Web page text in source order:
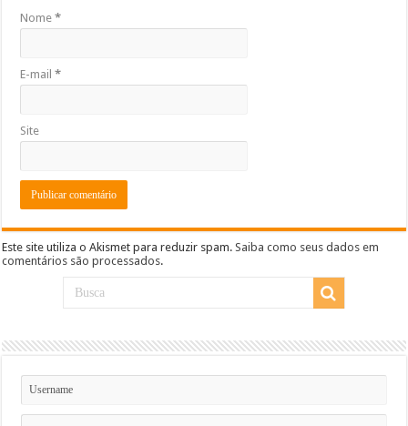
Nome*
E-mail*
Site
Este site utiliza o Akismet para reduzir spam.Saiba como seus dados em
comentários são processados.